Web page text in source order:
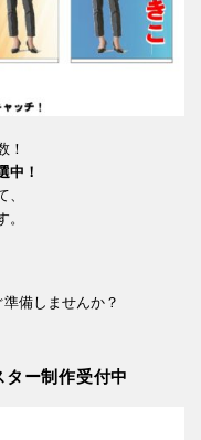
！
中！
備しませんか？
ー制作受付中